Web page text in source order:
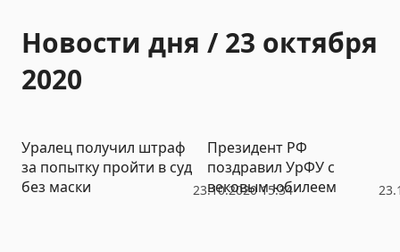
Новости дня / 23 октября
2020
23.10.2020 15:34
Уралец получил штраф
за попытку пройти в суд
без маски
Президент РФ
поздравил УрФУ с
вековым юбилеем